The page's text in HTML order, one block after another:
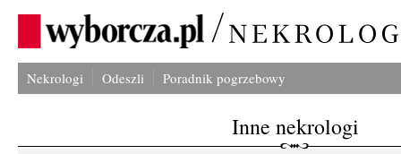
Nekrologi Odeszli Poradnik pogrzebowy
Inne nekrologi